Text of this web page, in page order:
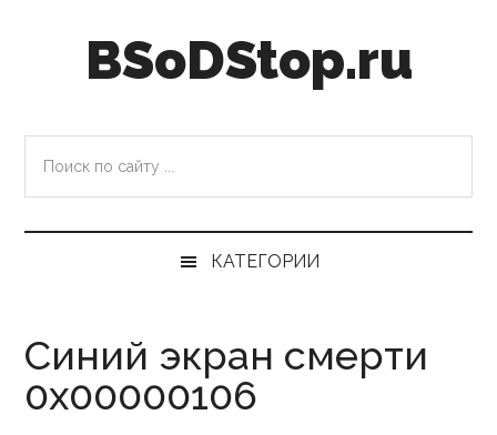
BSoDStop.ru
...
КАТЕГОРИИ
Синий экран смерти
0x00000106